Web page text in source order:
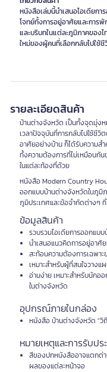
หนังสือเล่มนี้นำเสนอไอเดียก
โจทย์ทั้งการอยู่อาศัยและการ
และบริบทในแต่ละภูมิภาคของ
ใหม่ของผู้คนที่เลือกกลับไปใช้
รายละเอียดสินค้า
บ้านต่างจังหวัด เป็นทั้งจุดมุ่งห
เวลาปัจจุบันที่การกลับไปใช้ชี
อาศัยอย่างบ้าน ก็ได้รับความ
ทั้งความต้องการที่ไม่เหมือนกั
ในแต่ละท้องที่ด้วย
หนังสือ Modern Country
ออกแบบบ้านต่างจังหวัดในภูมิ
ภูมิประเทศและข้อจำกัดต่างๆ
ข้อมูลสินค้า
รวบรวมไอเดียการออกแบ
นำเสนอแนวคิดการอยู่อา
สะท้อนความต้องการเฉพา
เหมาะสำหรับผู้ที่สนใจวาง
อ่านง่าย เหมาะสำหรับนักอ
ในต่างจังหวัด
อุปกรณ์ภายในกล่อง
หนังสือ บ้านต่างจังหวัด "วิถี
หมายเหตุและการรับปร
สีของปกหนังสืออาจแตกต่
ผลของแต่ละหน้าจอ